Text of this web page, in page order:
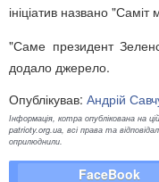
ініціатив названо
"Саме президент
додало джерело.
Опублікував: Андрій
Інформація, котра опублікована на
patrioty.org.ua, всі права та
оприлюднили.
FaceBook